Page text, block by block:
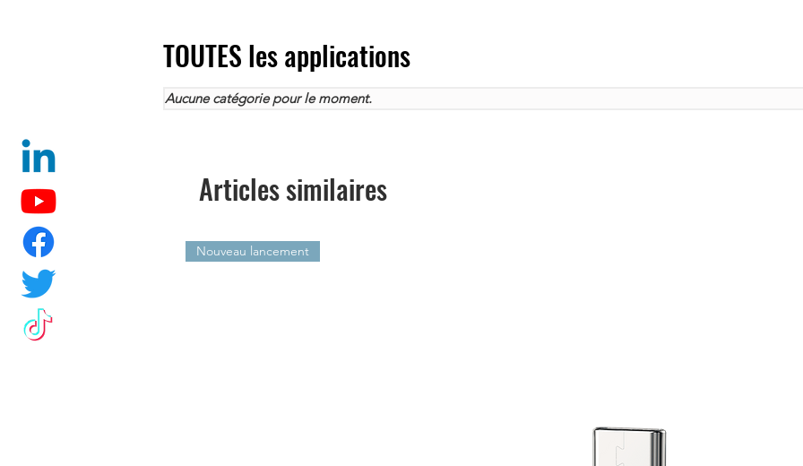
TOUTES les applications
Aucune catégorie pour le moment.
Articles similaires
Nouveau lancement